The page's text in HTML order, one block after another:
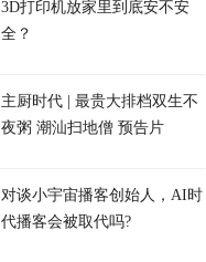
3D打印机放家里到底安不安
全？
主厨时代 | 最贵大排档双生不
夜粥 潮汕扫地僧 预告片
对谈小宇宙播客创始人，AI时
代播客会被取代吗?